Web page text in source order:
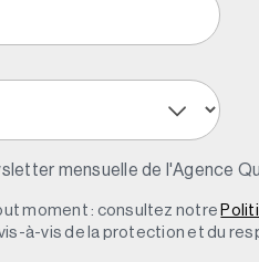
mensuelle de l'Agence
moment : consultez notre
à-vis de la protection et du